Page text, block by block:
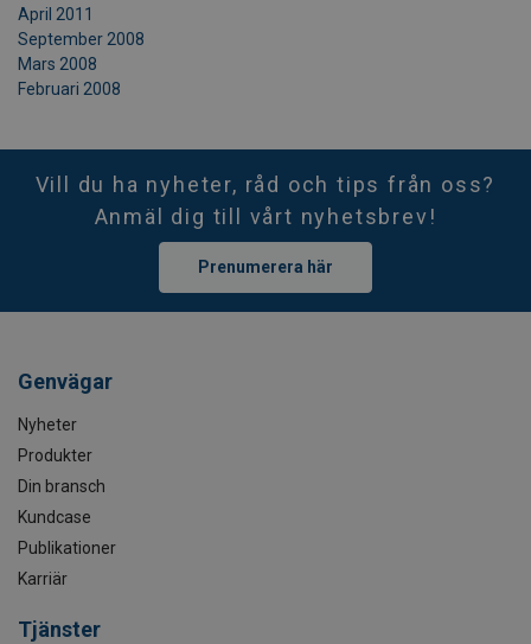
April 2011
September 2008
Mars 2008
Februari 2008
Vill du ha nyheter, råd och tips från oss?
Anmäl dig till vårt nyhetsbrev!
Prenumerera här
Genvägar
Nyheter
Produkter
Din bransch
Kundcase
Publikationer
Karriär
Tjänster